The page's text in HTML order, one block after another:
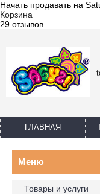
Начать продавать на
Корзина
29 отзывов
ГЛАВНАЯ
Товары и услуги